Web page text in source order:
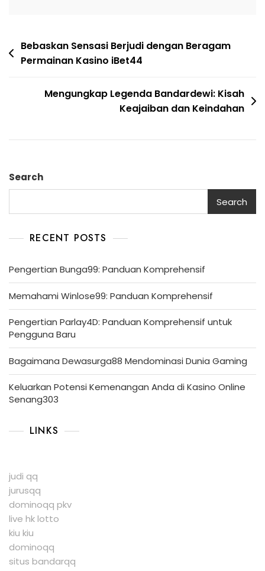
Post
navigation
Bebaskan Sensasi Berjudi dengan Beragam
Permainan Kasino iBet44
Mengungkap Legenda Bandardewi: Kisah
Keajaiban dan Keindahan
Search
Search
RECENT POSTS
Pengertian Bunga99: Panduan Komprehensif
Memahami Winlose99: Panduan Komprehensif
Pengertian Parlay4D: Panduan Komprehensif untuk
Pengguna Baru
Bagaimana Dewasurga88 Mendominasi Dunia Gaming
Keluarkan Potensi Kemenangan Anda di Kasino Online
Senang303
LINKS
judi qq
jurusqq
dominoqq pkv
live hk lotto
kiu kiu
dominoqq
situs bandarqq